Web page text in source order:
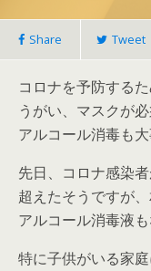
Share Tweet
コロナを予防するた
うがい、マスクが必
アルコール消毒も大
先日、コロナ感染
超えたそうですが
アルコール消毒液
特に子供がいる家